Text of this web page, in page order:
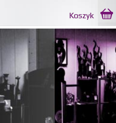
Koszyk